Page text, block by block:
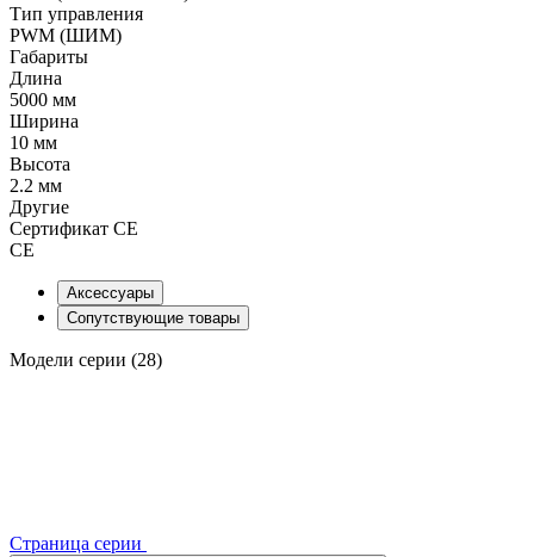
Тип управления
PWM (ШИМ)
Габариты
Длина
5000 мм
Ширина
10 мм
Высота
2.2 мм
Другие
Сертификат CE
CE
Аксессуары
Сопутствующие товары
Модели серии (28)
Страница серии